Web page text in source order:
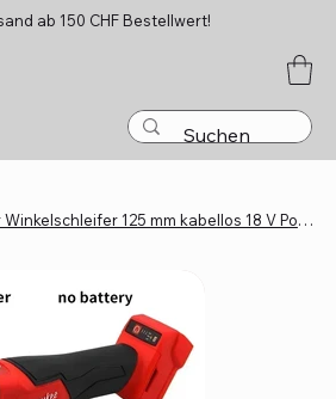
ab 150 CHF Bestellwert!
Milwaukee Bürstenloser Winkelschleifer 125 mm kabellos 18 V Poliermaschine